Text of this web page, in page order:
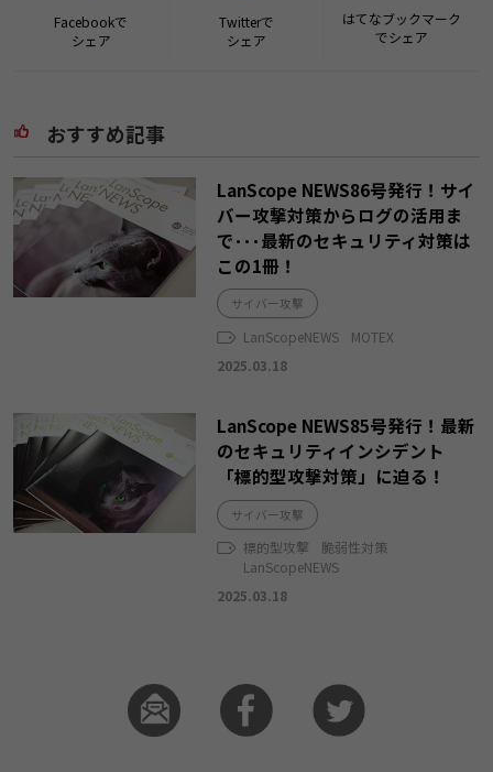
Facebookで
シェア
Twitterで
シェア
はてなブックマーク
でシェア
おすすめ記事
LanScope NEWS86号発行！サイ
バー攻撃対策からログの活用ま
で･･･最新のセキュリティ対策は
この1冊！
サイバー攻撃
LanScopeNEWS
MOTEX
2025.03.18
LanScope NEWS85号発行！最新
のセキュリティインシデント
「標的型攻撃対策」に迫る！
サイバー攻撃
標的型攻撃
脆弱性対策
LanScopeNEWS
2025.03.18